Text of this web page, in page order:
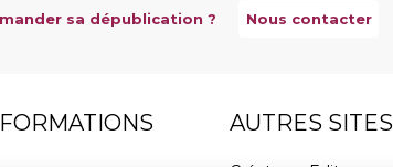
sa dépublication ? Nous contacter
AUTRES SITES